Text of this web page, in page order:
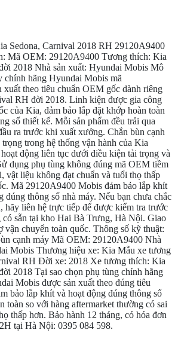
Sedona, Carnival 2018 RH 29120A9400
Mã OEM: 29120A9400 Tương thích: Kia
2018 Nhà sản xuất: Hyundai Mobis Mô
chính hãng Hyundai Mobis mã
xuất theo tiêu chuẩn OEM gốc dành riêng
RH đời 2018. Linh kiện được gia công
của Kia, đảm bảo lắp đặt khớp hoàn toàn
số thiết kế. Mỗi sản phẩm đều trải qua
ra trước khi xuất xưởng. Chắn bùn cạnh
trong hệ thống vận hành của Kia
động liên tục dưới điều kiện tải trọng và
dụng phụ tùng không đúng mã OEM tiềm
vật liệu không đạt chuẩn và tuổi thọ thấp
Mã 29120A9400 Mobis đảm bảo lắp khít
đúng thông số nhà máy. Nếu bạn chưa chắc
hãy liên hệ trực tiếp để được kiểm tra trước
có sẵn tại kho Hai Bà Trưng, Hà Nội. Giao
vận chuyển toàn quốc. Thông số kỹ thuật:
cạnh máy Mã OEM: 29120A9400 Nhà
Mobis Thương hiệu xe: Kia Mẫu xe tương
RH Đời xe: 2018 Xe tương thích: Kia
2018 Tại sao chọn phụ tùng chính hãng
Mobis được sản xuất theo đúng tiêu
bảo lắp khít và hoạt động đúng thông số
toàn so với hàng aftermarket thường có sai
thấp hơn. Bảo hành 12 tháng, có hóa đơn
tại Hà Nội: 0395 084 598.